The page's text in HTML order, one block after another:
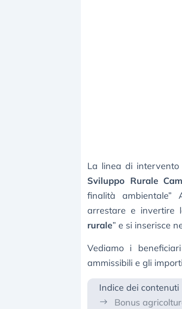
La linea di intervento
Sviluppo Rurale
finalità
arrestare e invertire
rurale” e si inserisce
Vediamo i
ammissibili e gli
Indice dei contenuti
Bonus